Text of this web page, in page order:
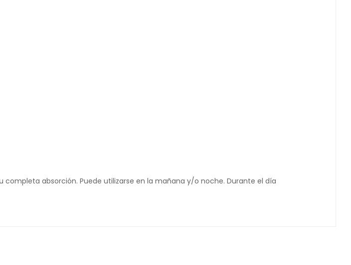
absorción. Puede utilizarse en la mañana y/o noche. Durante el día